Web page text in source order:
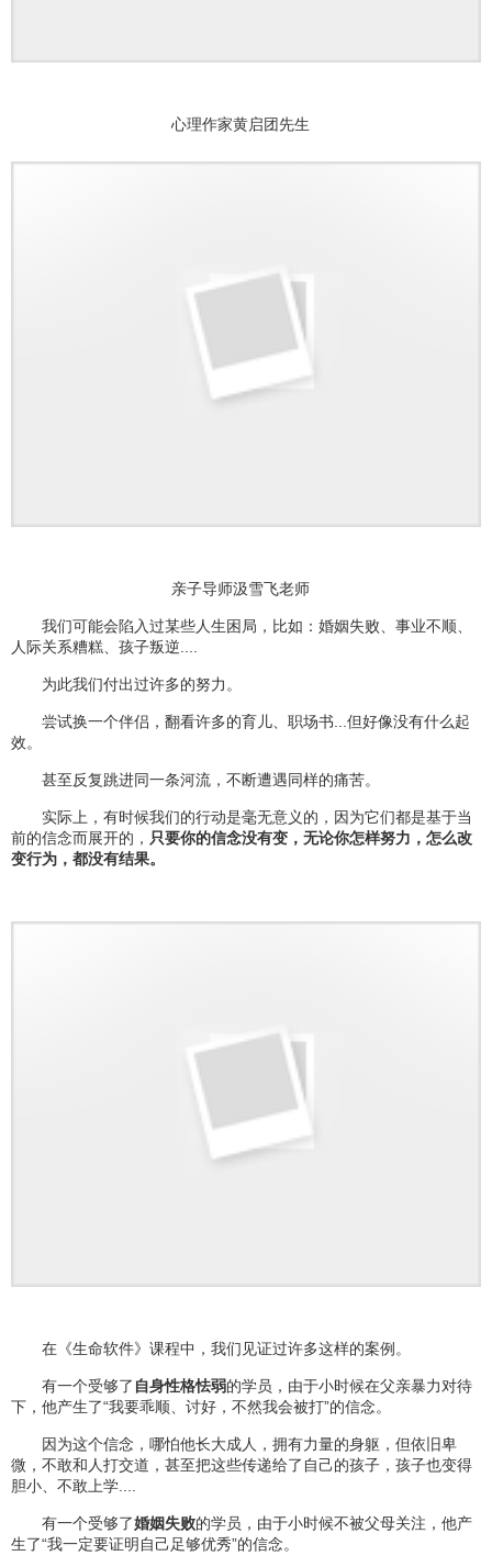
心理作家黄启团先生
亲子导师汲雪飞老师
我们可能会陷入过某些人生困局，比如：婚姻失败、事业不顺、
人际关系糟糕、孩子叛逆....
为此我们付出过许多的努力。
尝试换一个伴侣，翻看许多的育儿、职场书...但好像没有什么起
效。
甚至反复跳进同一条河流，不断遭遇同样的痛苦。
实际上，有时候我们的行动是毫无意义的，因为它们都是基于当
前的信念而展开的， 只要你的信念没有变，无论你怎样努力，怎么改
变行为，都没有结果。
在《生命软件》课程中，我们见证过许多这样的案例。
有一个受够了 自身性格怯弱的学员，由于小时候在父亲暴力对待
下，他产生了“我要乖顺、讨好，不然我会被打”的信念。
因为这个信念，哪怕他长大成人，拥有力量的身躯，但依旧卑
微，不敢和人打交道，甚至把这些传递给了自己的孩子，孩子也变得
胆小、不敢上学....
有一个受够了婚姻失败的学员，由于小时候不被父母关注，他产
生了“我一定要证明自己足够优秀”的信念。